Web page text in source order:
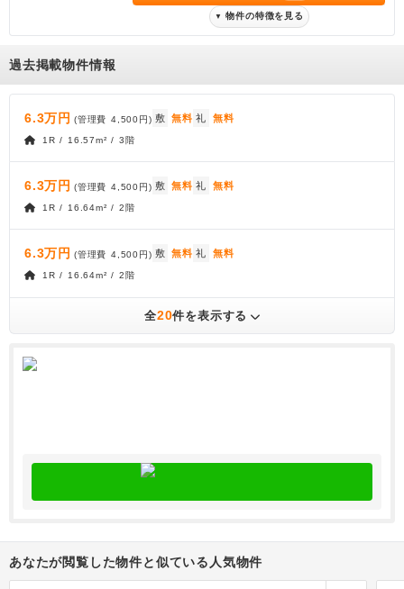
▼ 物件の特徴を見る
過去掲載物件情報
6.3万円 (管理費 4,500円) 敷 無料 礼 無料
1R / 16.57m² / 3階
6.3万円 (管理費 4,500円) 敷 無料 礼 無料
1R / 16.64m² / 2階
6.3万円 (管理費 4,500円) 敷 無料 礼 無料
1R / 16.64m² / 2階
全20件を表示する
あなたが閲覧した物件と似ている人気物件